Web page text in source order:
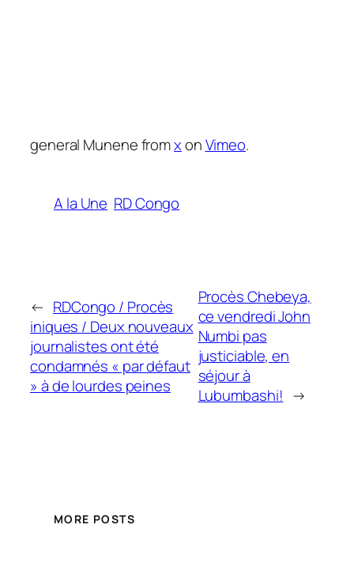
general Munene fromxonVimeo.
A la Une RD Congo
← RDCongo / Procès
iniques / Deux nouveaux
journalistes ont été
condamnés « par défaut
» à de lourdes peines
Procès Chebeya,
ce vendredi John
Numbi pas
justiciable, en
séjour à
Lubumbashi! →
MORE POSTS